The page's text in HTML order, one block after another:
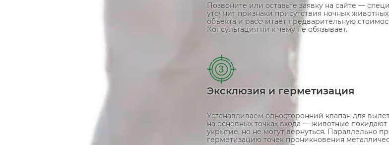
Позвоните или оставьте заявку на сайте —
уточнит признаки присутствия ночных
объекта и рассчитает предварительную
Консультация ни к чему не обязывает.
3
Эксклюзия и герметизация
Устанавливаем односторонний клапан для
на основных точках входа — животные покидают
укрытие, но не могут вернуться. Параллельно
герметизацию точек проникновения